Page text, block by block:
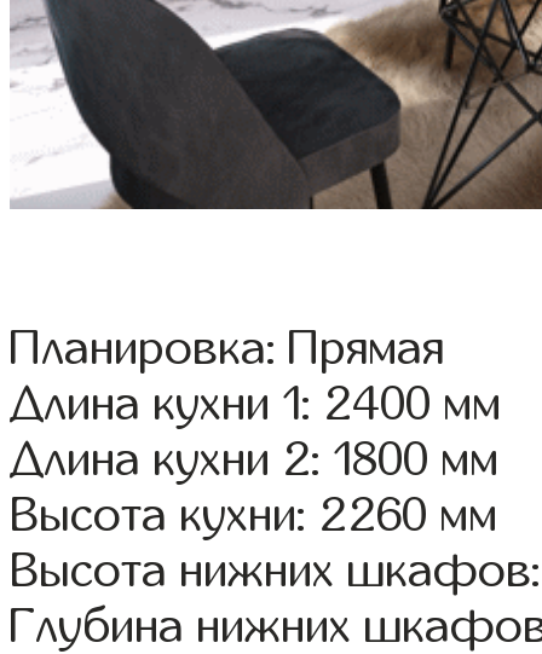
Планировка: Прямая
Длина кухни 1: 2400 мм
Длина кухни 2: 1800 мм
Высота кухни: 2260 мм
Высота нижних
Глубина нижних